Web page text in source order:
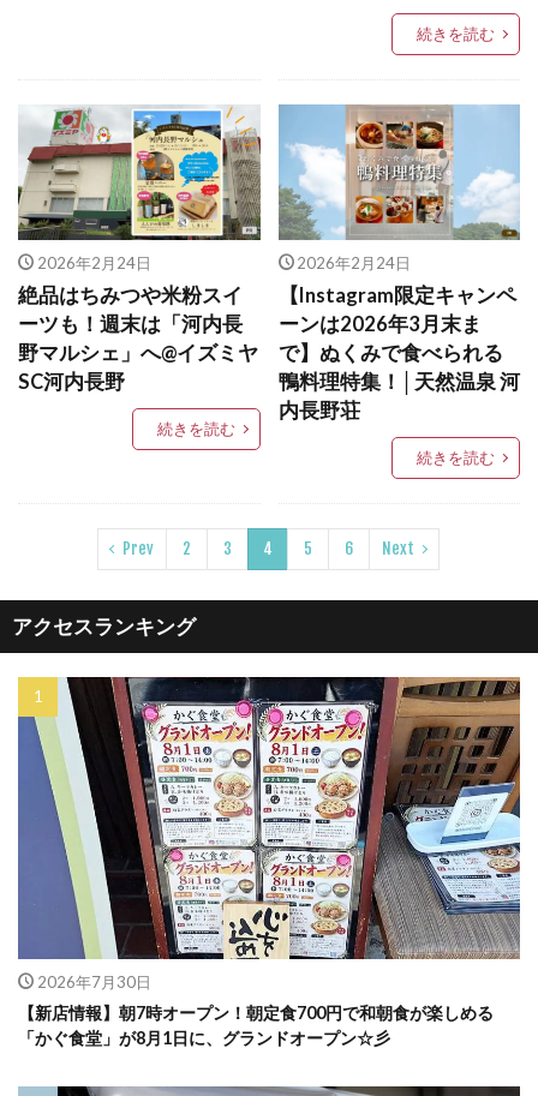
続きを読む
2026年2月24日
絶品はちみつや米粉スイ
ーツも！週末は「河内長
野マルシェ」へ@イズミヤ
SC河内長野
続きを読む
2026年2月24日
【Instagram限定キャンペ
ーンは2026年3月末ま
で】ぬくみで食べられる
鴨料理特集！│天然温泉 河
内長野荘
続きを読む
Prev 2 3 4 5 6 Next
アクセスランキング
2026年7月30日
【新店情報】朝7時オープン！朝定食700円で和朝食が楽しめる
「かぐ食堂」が8月1日に、グランドオープン☆彡